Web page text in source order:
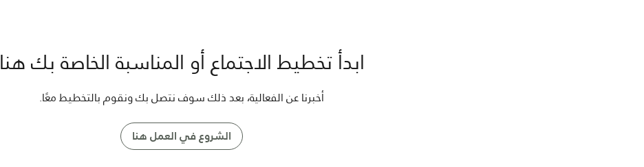
ابدأ تخطيط الاجتماع أو المناسبة الخاصة بك هنا
أخبرنا عن الفعالية، بعد ذلك سوف نتصل بك ونقوم بالتخطيط معًا.
الشروع في العمل هنا